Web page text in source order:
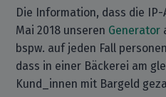
Die Information, dass die IP-
Mai 2018 unseren Generator
bspw. auf jeden Fall
dass in einer Bäckerei am
Kund_innen mit Bargeld